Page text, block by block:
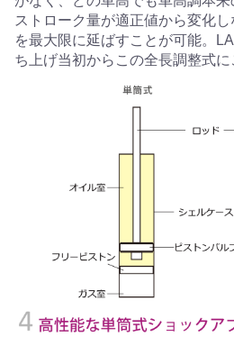
ストローク量が適正値から変化
を最大限に延ばすことが可能。
ち上げ当初からこの全長調整式に